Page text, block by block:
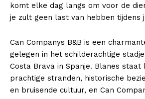
komt elke dag langs om voor de
je zult geen last van hebben tijdens
Can Companys B&B is een
gelegen in het schilderachtige
Costa Brava in Spanje. Blanes staat
prachtige stranden, historische
en bruisende cultuur, en Can